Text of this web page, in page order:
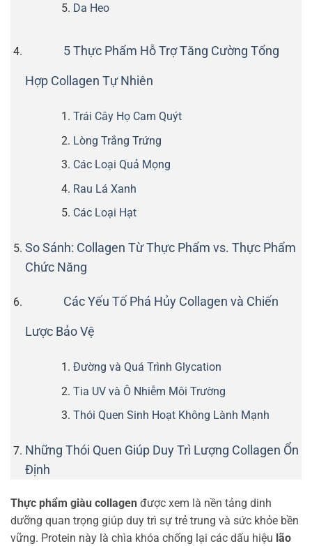
Da Heo
5 Thực Phẩm Hỗ Trợ Tăng Cường Tổng
Hợp Collagen Tự Nhiên
Trái Cây Họ Cam Quýt
Lòng Trắng Trứng
Các Loại Quả Mọng
Rau Lá Xanh
Các Loại Hạt
So Sánh: Collagen Từ Thực Phẩm vs. Thực Phẩm
Chức Năng
Các Yếu Tố Phá Hủy Collagen và Chiến
Lược Bảo Vệ
Đường và Quá Trình Glycation
Tia UV và Ô Nhiễm Môi Trường
Thói Quen Sinh Hoạt Không Lành Mạnh
Những Thói Quen Giúp Duy Trì Lượng Collagen Ổn
Định
Thực phẩm giàu collagen được xem là nền tảng dinh
dưỡng quan trọng giúp duy trì sự trẻ trung và sức khỏe bền
vững. Protein này là chìa khóa chống lại các dấu hiệu lão